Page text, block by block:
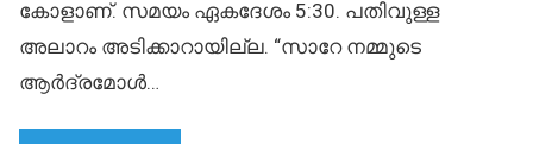
കോളാണ്. സമയം ഏകദേശം 5:30. പതിവുള്ള
അലാറം അടിക്കാറായില്ല. “സാറേ നമ്മുടെ
ആർദ്രമോൾ…